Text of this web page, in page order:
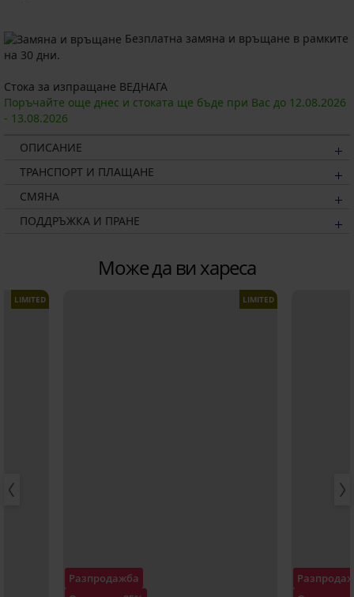
Безплатна замяна и връщане в рамките
на 30 дни.
Стока за изпращане ВЕДНАГА
Поръчайте още днес и стоката ще бъде при Вас до 12.08.2026
- 13.08.2026
ОПИСАНИЕ
ТРАНСПОРТ И ПЛАЩАНЕ
СМЯНА
ПОДДРЪЖКА И ПРАНЕ
Може да ви хареса
LIMITED
Разпродажба
LIMITED